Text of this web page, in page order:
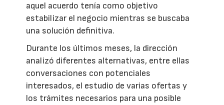
aquel acuerdo tenía como objetivo
estabilizar el negocio mientras se buscaba
una solución definitiva.
Durante los últimos meses, la dirección
analizó diferentes alternativas, entre ellas
conversaciones con potenciales
interesados, el estudio de varias ofertas y
los trámites necesarios para una posible